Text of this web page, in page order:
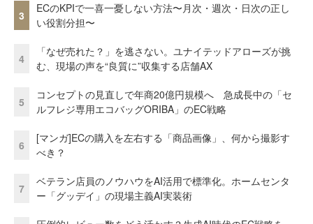
3
ECのKPIで一喜一憂しない方法〜月次・週次・日次の正し
い役割分担〜
4
「なぜ売れた？」を逃さない。ユナイテッドアローズが挑
む、現場の声を“良質に”収集する店舗AX
5
コンセプトの見直しで年商20億円規模へ 急成長中の「セ
ルフレジ専用エコバッグORIBA」のEC戦略
6
[マンガ]ECの購入を左右する「商品画像」、何から撮影す
べき？
7
ベテラン店員のノウハウをAI活用で標準化。ホームセンタ
ー「グッデイ」の現場主義AI実装術